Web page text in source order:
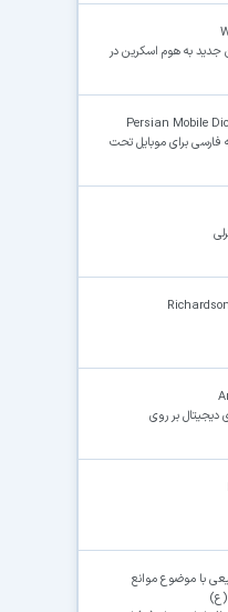
جدید به هوم اسکرین در
Persian Mobile
برای موبایل تحت
دیجیتال بر روی
با موضوع موانع
(ع)